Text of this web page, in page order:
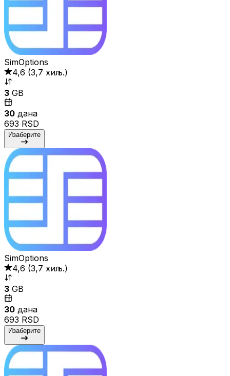
SimOptions
4,6 (3,7 хиљ.)
3 GB
30 дана
693 RSD
Изаберите
SimOptions
4,6 (3,7 хиљ.)
3 GB
30 дана
693 RSD
Изаберите